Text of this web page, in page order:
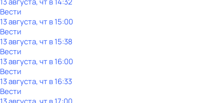
Вести
13 августа, чт в 15:00
Вести
13 августа, чт в 15:38
Вести
13 августа, чт в 16:00
Вести
13 августа, чт в 16:33
Вести